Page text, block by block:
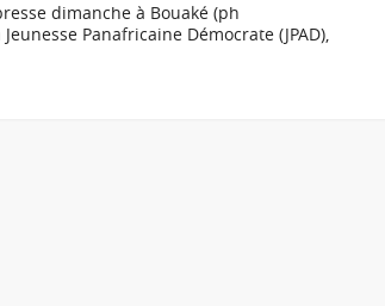
dimanche à Bouaké (ph
Panafricaine Démocrate (JPAD),